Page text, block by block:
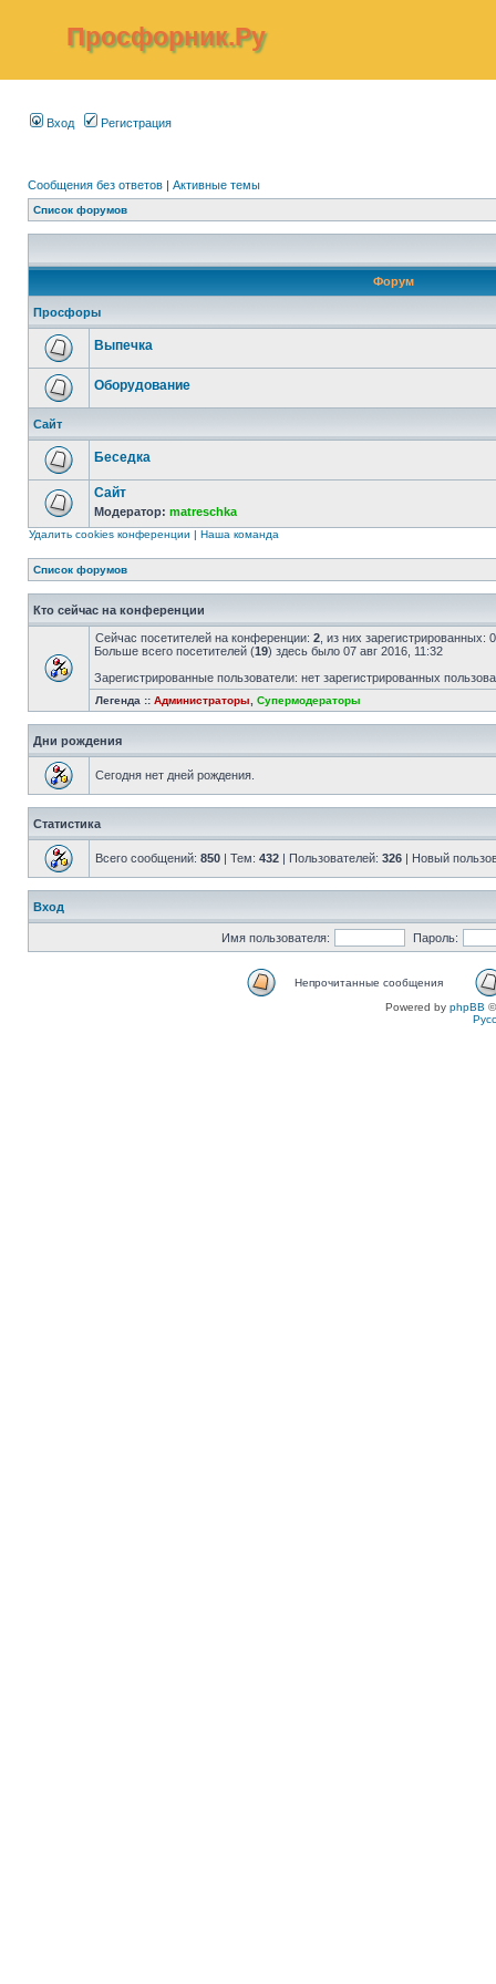
Просфорник.Ру
Вход Регистрация
Сообщения без ответов | Активные темы
Список форумов
Форум
Просфоры
Выпечка
Оборудование
Сайт
Беседка
Сайт
Модератор: matreschka
Удалить cookies конференции | Наша команда
Список форумов
Кто сейчас на конференции
Сейчас посетителей на конференции: 2 , из них
Больше всего посетителей (19) здесь было 07 авг 2016, 11:32
Зарегистрированные пользователи: нет зарегистрированных
Легенда :: Администраторы Супермодераторы
Дни рождения
Сегодня нет дней рождения.
Статистика
Всего сообщений: 850 | Тем: 432 | Пользователей: 326 | Новый
Вход
Имя пользователя: Пароль:
Непрочитанные сообщения
Powered by phpBB